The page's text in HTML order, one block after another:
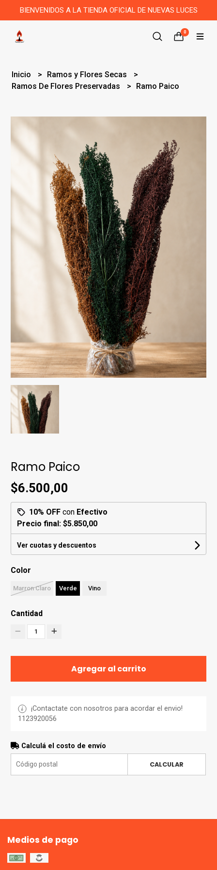
BIENVENIDOS A LA TIENDA OFICIAL DE NUEVAS LUCES
0
Inicio
Ramos y Flores Secas
Ramos De Flores Preservadas
Ramo Paico
Ramo Paico
$6.500,00
10% OFF con Efectivo
Precio final:$5.850,00
Ver cuotas y descuentos
Color
Marron Claro Verde Vino
Cantidad
1
Agregar al carrito
¡Contactate con nosotros para acordar el envio!
1123920056
Calculá el costo de envío
CALCULAR
Medios de pago